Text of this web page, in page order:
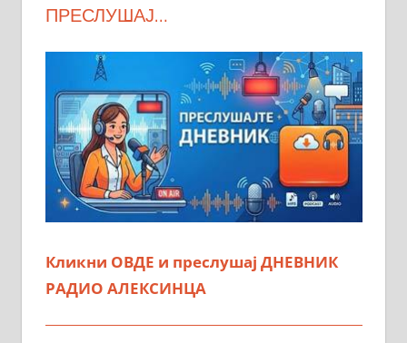
ПРЕСЛУШАЈ…
Кликни ОВДЕ и преслушај ДНЕВНИК
РАДИО АЛЕКСИНЦА